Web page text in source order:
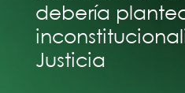
debería
Justicia